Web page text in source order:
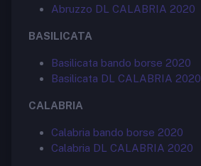
Abruzzo DL CALABRIA 2020
BASILICATA
Basilicata bando borse 2020
Basilicata DL CALABRIA 2020
CALABRIA
Calabria bando borse 2020
Calabria DL CALABRIA 2020